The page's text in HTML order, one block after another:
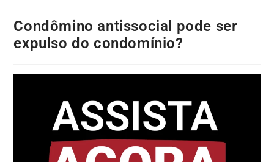
Condômino antissocial pode ser
expulso do condomínio?